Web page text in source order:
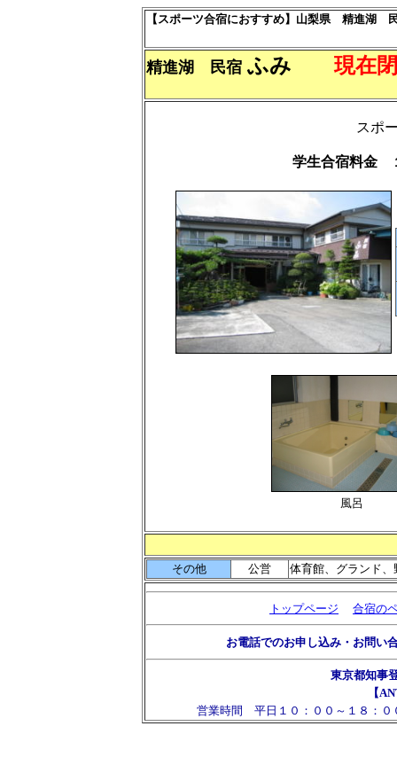
【スポーツ合宿におすすめ】山梨県 精進湖
精進湖 民宿 ふみ現在
スポ
学生合宿料金
風呂
その他 公営 体育館、グランド
トップページ 合宿の
お電話でのお申し込み・お問い
東京都知事
【
営業時間 平日１０：００～１８：